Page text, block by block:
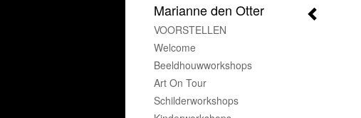
Marianne den Otter
VOORSTELLEN
Welcome
Beeldhouwworkshops
Art On Tour
Schilderworkshops